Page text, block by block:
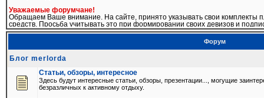
Уважаемые форумчане!
Обращаем Ваше внимание. На сайте, принято указывать свои комплекты
средств. Просьба учитывать это при формировании своих девизов и
профиле
отредактировать сообщение можно только в течении 3-ех часов после
03-02-2009
Уважаемые форумчане!
Форум
Блог merlorda
Статьи, обзоры, интересное
Здесь будут интересные статьи, обзоры, презентации..., могущие
безразличных к активному отдыху.